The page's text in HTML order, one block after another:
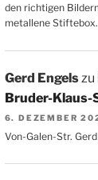
den richtigen
metallene
Gerd Engelszu
Bruder-Klaus-
6. DEZEMBER
Von-Galen-Str.